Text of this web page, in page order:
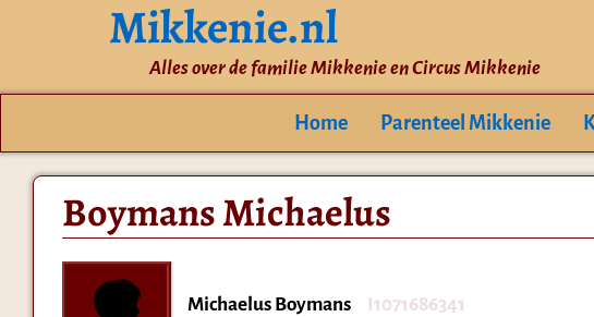
Mikkenie.nl
Alles over de familie Mikkenie en Circus Mikkenie
Home Parenteel Mikkenie
Boymans Michaelus
Michaelus Boymans I1071686341